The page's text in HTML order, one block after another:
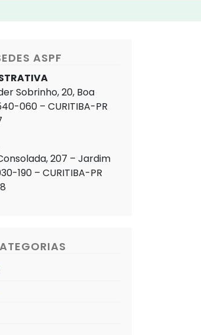
ASPF
Sobrinho, 20, Boa
060 – CURITIBA-PR
207 – Jardim
190 – CURITIBA-PR